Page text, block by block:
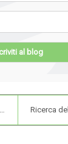
al blog
Ricerca della